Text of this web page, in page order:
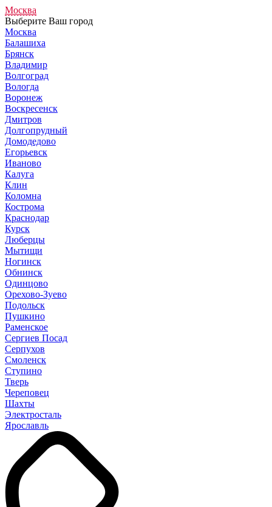
Москва
Выберите Ваш город
Москва
Балашиха
Брянск
Владимир
Волгоград
Вологда
Воронеж
Воскресенск
Дмитров
Долгопрудный
Домодедово
Егорьевск
Иваново
Калуга
Клин
Коломна
Кострома
Краснодар
Курск
Люберцы
Мытищи
Ногинск
Обнинск
Одинцово
Орехово-Зуево
Подольск
Пушкино
Раменское
Сергиев Посад
Серпухов
Смоленск
Ступино
Тверь
Череповец
Шахты
Электросталь
Ярославль